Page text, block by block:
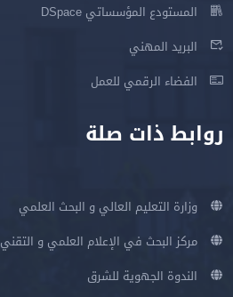
المستودع المؤسساتي DSpace
البريد المهني
الفضاء الرقمي للعمل
روابط ذات صلة
وزارة التعليم العالي و البحث العلمي
مركز البحث في الإعلام العلمي و التقني
الندوة الجهوية للشرق